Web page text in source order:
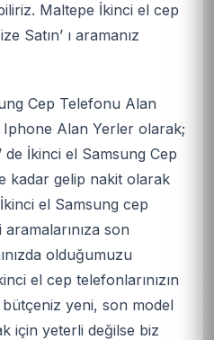
Maltepe İkinci el cep
Satın’ ı aramanız
Cep Telefonu Alan
Alan Yerler olarak;
de İkinci el Samsung Cep
kadar gelip nakit olarak
el Samsung cep
son
olduğumuzu
el cep telefonlarınızın
bütçeniz yeni, son model
için yeterli değilse biz